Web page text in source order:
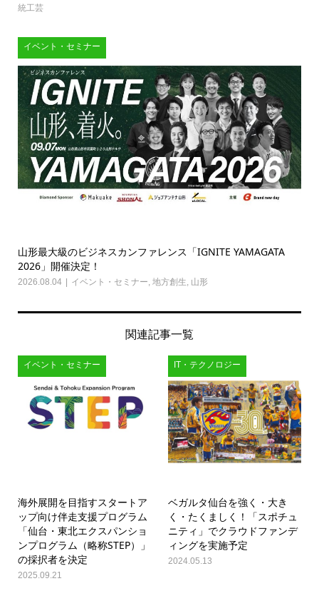
統工芸
イベント・セミナー
山形最大級のビジネスカンファレンス「IGNITE YAMAGATA
2026」開催決定！
2026.08.04 イベント・セミナー, 地方創生, 山形
関連記事一覧
イベント・セミナー
海外展開を目指すスタートア
ップ向け伴走支援プログラム
「仙台・東北エクスパンショ
ンプログラム（略称STEP）」
の採択者を決定
2025.09.21
IT・テクノロジー
ベガルタ仙台を強く・大き
く・たくましく！「スポチュ
ニティ」でクラウドファンデ
ィングを実施予定
2024.05.13